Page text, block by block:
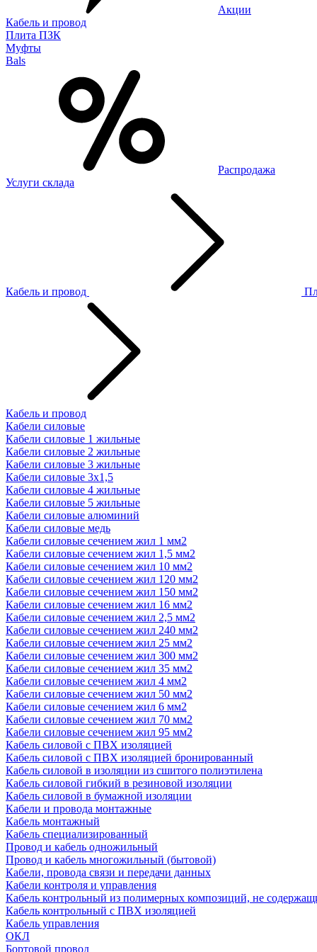
Акции
Кабель и провод
Плита ПЗК
Муфты
Bals
Распродажа
Услуги склада
Кабель и провод
Кабель и провод
Кабели силовые
Кабели силовые 1 жильные
Кабели силовые 2 жильные
Кабели силовые 3 жильные
Кабели силовые 3х1,5
Кабели силовые 4 жильные
Кабели силовые 5 жильные
Кабели силовые алюминий
Кабели силовые медь
Кабели силовые сечением жил 1 мм2
Кабели силовые сечением жил 1,5 мм2
Кабели силовые сечением жил 10 мм2
Кабели силовые сечением жил 120 мм2
Кабели силовые сечением жил 150 мм2
Кабели силовые сечением жил 16 мм2
Кабели силовые сечением жил 2,5 мм2
Кабели силовые сечением жил 240 мм2
Кабели силовые сечением жил 25 мм2
Кабели силовые сечением жил 300 мм2
Кабели силовые сечением жил 35 мм2
Кабели силовые сечением жил 4 мм2
Кабели силовые сечением жил 50 мм2
Кабели силовые сечением жил 6 мм2
Кабели силовые сечением жил 70 мм2
Кабели силовые сечением жил 95 мм2
Кабель силовой с ПВХ изоляцией
Кабель силовой с ПВХ изоляцией бронированный
Кабель силовой в изоляции из сшитого полиэтилена
Кабель силовой гибкий в резиновой изоляции
Кабель силовой в бумажной изоляции
Кабели и провода монтажные
Кабель монтажный
Кабель специализированный
Провод и кабель одножильный
Провод и кабель многожильный (бытовой)
Кабели, провода связи и передачи данных
Кабели контроля и управления
Кабель контрольный из полимерных композиций, не
Кабель контрольный с ПВХ изоляцией
Кабель управления
ОКЛ
Бортовой провод